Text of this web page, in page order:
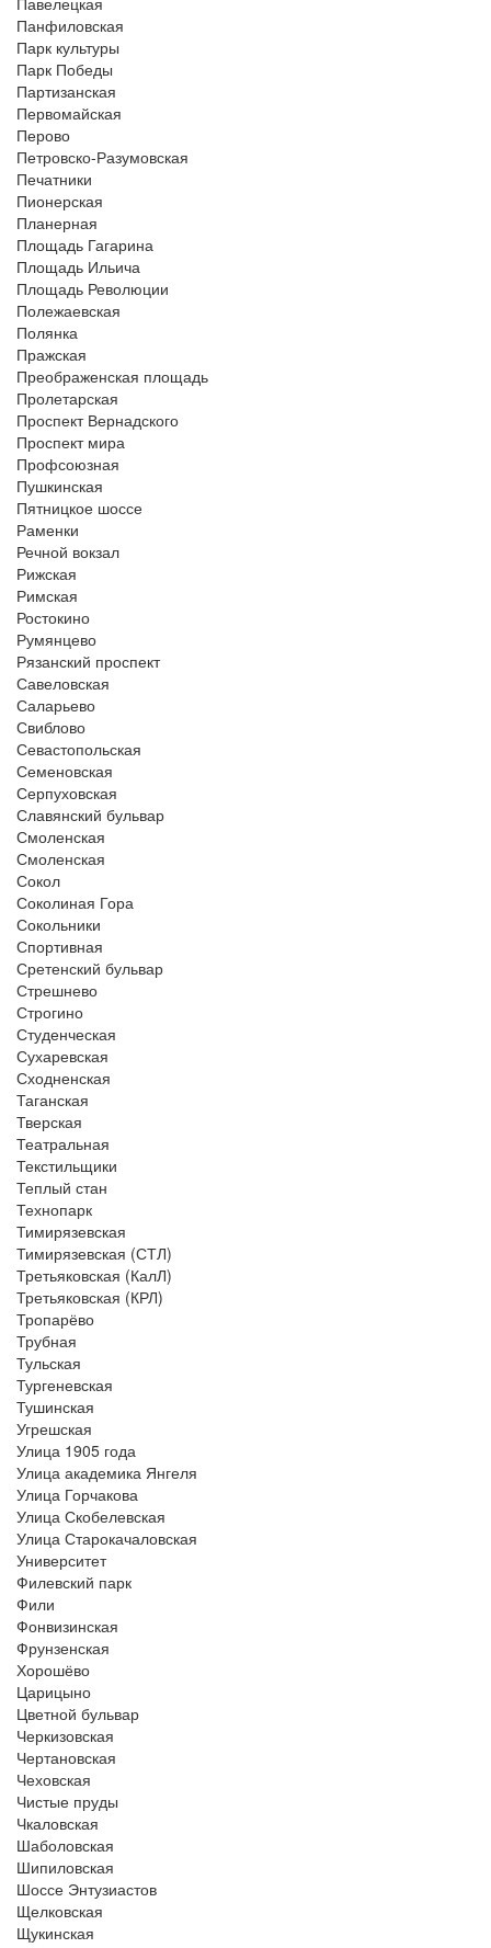
Панфиловская
Парк культуры
Парк Победы
Партизанская
Первомайская
Перово
Петровско-Разумовская
Печатники
Пионерская
Планерная
Площадь Гагарина
Площадь Ильича
Площадь Революции
Полежаевская
Полянка
Пражская
Преображенская площадь
Пролетарская
Проспект Вернадского
Проспект мира
Профсоюзная
Пушкинская
Пятницкое шоссе
Раменки
Речной вокзал
Рижская
Римская
Ростокино
Румянцево
Рязанский проспект
Савеловская
Саларьево
Свиблово
Севастопольская
Семеновская
Серпуховская
Славянский бульвар
Смоленская
Смоленская
Сокол
Соколиная Гора
Сокольники
Спортивная
Сретенский бульвар
Стрешнево
Строгино
Студенческая
Сухаревская
Сходненская
Таганская
Тверская
Театральная
Текстильщики
Теплый стан
Технопарк
Тимирязевская
Тимирязевская (СТЛ)
Третьяковская (КалЛ)
Третьяковская (КРЛ)
Тропарёво
Трубная
Тульская
Тургеневская
Тушинская
Угрешская
Улица 1905 года
Улица академика Янгеля
Улица Горчакова
Улица Скобелевская
Улица Старокачаловская
Университет
Филевский парк
Фили
Фонвизинская
Фрунзенская
Хорошёво
Царицыно
Цветной бульвар
Черкизовская
Чертановская
Чеховская
Чистые пруды
Чкаловская
Шаболовская
Шипиловская
Шоссе Энтузиастов
Щелковская
Щукинская